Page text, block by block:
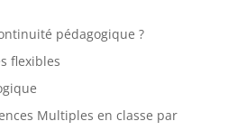
pédagogique ?
flexibles
Multiples en classe par